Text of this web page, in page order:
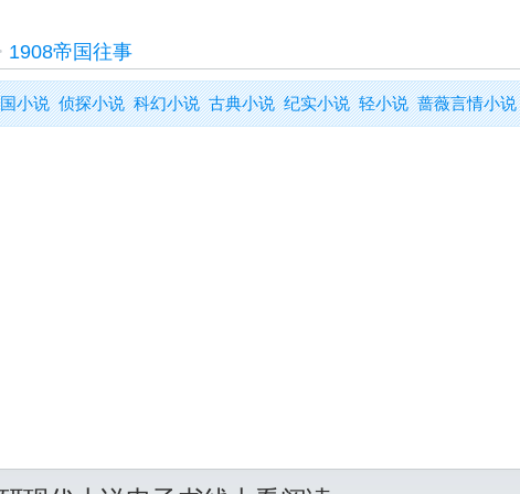
1908帝国往事
小说 侦探小说 科幻小说 古典小说 纪实小说 轻小说 蔷薇言情小说